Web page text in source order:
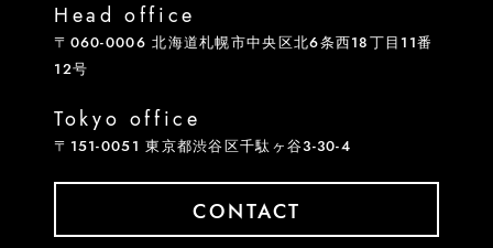
Head office
〒060-0006 北海道札幌市中央区北6条西18丁目11番
12号
Tokyo office
〒151-0051 東京都渋谷区千駄ヶ谷3-30-4
CONTACT